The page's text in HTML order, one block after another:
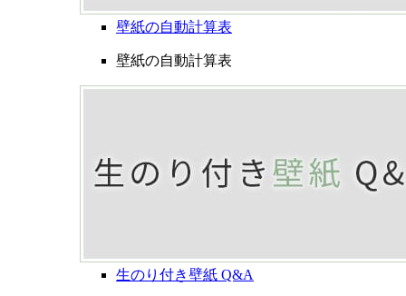
壁紙の自動計算表
壁紙の自動計算表
生のり付き壁紙 Q&A